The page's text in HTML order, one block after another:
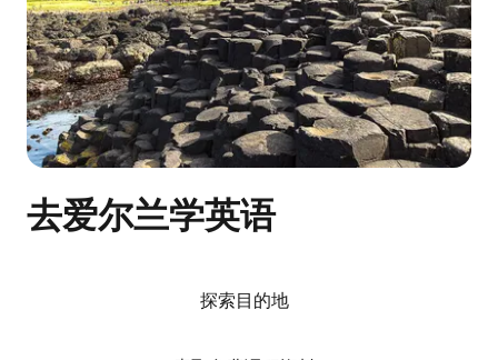
职业发展
加入我们
去爱尔兰学英语
探索目的地